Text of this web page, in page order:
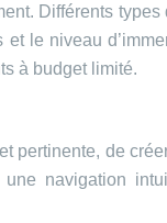
Différents
le niveau
à budget limité.
de
navigation